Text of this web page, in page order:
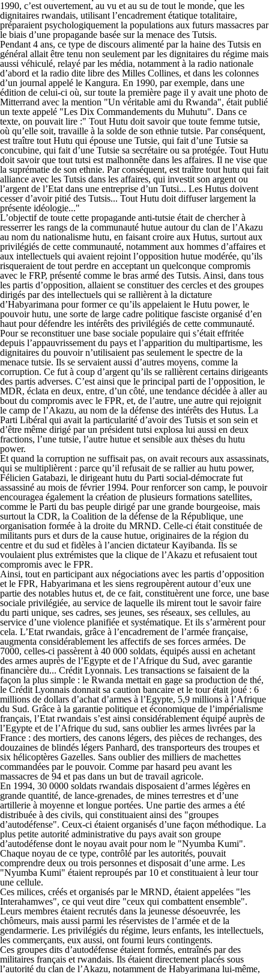
1990, c’est ouvertement, au vu et au su de tout le monde, que les
dignitaires rwandais, utilisant l’encadrement étatique totalitaire,
préparaient psychologiquement la populations aux futurs massacres par
le biais d’une propagande basée sur la menace des Tutsis.
Pendant 4 ans, ce type de discours alimenté par la haine des Tutsis en
général allait être tenu non seulement par les dignitaires du régime mais
aussi véhiculé, relayé par les média, notamment à la radio nationale
d’abord et la radio dite libre des Milles Collines, et dans les colonnes
d’un journal appelé le Kangura. En 1990, par exemple, dans une
édition de celui-ci où, sur toute la première page il y avait une photo de
Mitterrand avec la mention "Un véritable ami du Rwanda", était publié
un texte appelé "Les Dix Commandements du Muhutu". Dans ce
texte, on pouvait lire :" Tout Hutu doit savoir que toute femme tutsie,
où qu’elle soit, travaille à la solde de son ethnie tutsie. Par conséquent,
est traître tout Hutu qui épouse une Tutsie, qui fait d’une Tutsie sa
concubine, qui fait d’une Tutsie sa secrétaire ou sa protégée. Tout Hutu
doit savoir que tout tutsi est malhonnête dans les affaires. Il ne vise que
la suprématie de son ethnie. Par conséquent, est traître tout hutu qui fait
alliance avec les Tutsis dans les affaires, qui investit son argent ou
l’argent de l’Etat dans une entreprise d’un Tutsi... Les Hutus doivent
cesser d’avoir pitié des Tutsis... Tout Hutu doit diffuser largement la
présente idéologie..."
L’objectif de toute cette propagande anti-tutsie était de chercher à
resserrer les rangs de la communauté hutue autour du clan de l’Akazu
au nom du nationalisme hutu, en faisant croire aux Hutus, surtout aux
privilégiés de cette communauté, notamment aux hommes d’affaires et
aux intellectuels qui avaient rejoint l’opposition hutue modérée, qu’ils
risqueraient de tout perdre en acceptant un quelconque compromis
avec le FRP, présenté comme le bras armé des Tutsis. Ainsi, dans tous
les partis d’opposition, allaient se constituer des cercles et des groupes
dirigés par des intellectuels qui se rallièrent à la dictature
d’Habyarimana pour former ce qu’ils appelaient le Hutu power, le
pouvoir hutu, une sorte de large cadre politique fasciste organisé d’en
haut pour défendre les intérêts des privilégiés de cette communauté.
Pour se reconstituer une base sociale populaire qui s’était effritée
depuis l’appauvrissement du pays et l’apparition du multipartisme, les
dignitaires du pouvoir n’utilisaient pas seulement le spectre de la
menace tutsie. Ils se servaient aussi d’autres moyens, comme la
corruption. Ce fut à coup d’argent qu’ils se rallièrent certains dirigeants
des partis adverses. C’est ainsi que le principal parti de l’opposition, le
MDR, éclata en deux, entre, d’un côté, une tendance décidée à aller au
bout du compromis avec le FPR, et, de l’autre, une autre qui rejoignit
le camp de l’Akazu, au nom de la défense des intérêts des Hutus. La
Parti Libéral qui avait la particularité d’avoir des Tutsis et son sein et
d’être même dirigé par un président tutsi explosa lui aussi en deux
fractions, l’une tutsie, l’autre hutue et sensible aux thèses du hutu
power.
Et quand la corruption ne suffisait pas, on avait recours aux assassinats,
qui se multiplièrent : parce qu’il refusait de se rallier au hutu power,
Félicien Gatabazi, le dirigeant hutu du Parti social-démocrate fut
assassiné au mois de février 1994. Pour renforcer son camp, le pouvoir
encouragea également la création de plusieurs formations satellites,
comme le Parti du bas peuple dirigé par une grande bourgeoise, mais
surtout la CDR, la Coalition de la défense de la République, une
organisation formée à la droite du MRND. Celle-ci était constituée de
militants purs et durs de la cause hutue, originaires de la région du
centre et du sud et fidèles à l’ancien dictateur Kayibanda. Ils se
voulaient plus extrémistes que la clique de l’Akazu et refusaient tout
compromis avec le FPR.
Ainsi, tout en participant aux négociations avec les partis d’opposition
et le FPR, Habyarimana et les siens regroupèrent autour d’eux une
partie des notables hutus et, de ce fait, constituèrent une force, une base
sociale privilégiée, au service de laquelle ils mirent tout le savoir faire
du parti unique, ses cadres, ses jeunes, ses réseaux, ses cellules, au
service d’une violence planifiée et systématique. Et ils s’armèrent pour
cela. L’Etat rwandais, grâce à l’encadrement de l’armée française,
augmenta considérablement les affectifs de ses forces armées. De
7000, celles-ci passèrent à 40 000 soldats, équipés aussi en achetant
des armes auprès de l’Egypte et de l’Afrique du Sud, avec garantie
financière du... Crédit Lyonnais. Les transactions se faisaient de la
façon la plus simple : le Rwanda mettait en gage sa production de thé,
le Crédit Lyonnais donnait sa caution bancaire et le tour était joué : 6
millions de dollars d’achat d’armes à l’Egypte, 5,9 millions à l’Afrique
du Sud. Grâce à la garantie politique et économique de l’impérialisme
français, l’Etat rwandais s’est ainsi considérablement équipé auprès de
l’Egypte et de l’Afrique du sud, sans oublier les armes livrées par la
France : des mortiers, des canons légers, des pièces de rechanges, des
douzaines de blindés légers Panhard, des transporteurs des troupes et
six hélicoptères Gazelles. Sans oublier des milliers de machettes
commandées par le pouvoir. Comme par hasard peu avant les
massacres de 94 et pas dans un but de travail agricole.
En 1994, 30 0000 soldats rwandais disposaient d’armes légères en
grande quantité, de lance-grenades, de mines terrestres et d’une
artillerie à moyenne et longue portées. Une partie des armes a été
distribuée à des civils, qui constituaient ainsi des "groupes
d’autodéfense". Ceux-ci étaient organisés d’une façon méthodique. La
plus petite autorité administrative du pays avait son groupe
d’autodéfense dont le noyau avait pour nom le "Nyumba Kumi".
Chaque noyau de ce type, contrôlé par les autorités, pouvait
comprendre deux ou trois personnes et disposait d’une arme. Les
"Nyumba Kumi" étaient reproupés par 10 et constituaient à leur tour
une cellule.
Ces milices, créés et organisés par le MRND, étaient appelées "les
Interahamwes", ce qui veut dire "ceux qui combattent ensemble".
Leurs membres étaient recrutés dans la jeunesse désoeuvrée, les
chômeurs, mais aussi parmi les réservistes de l’armée et de la
gendarmerie. Les privilégiés du régime, leurs enfants, les intellectuels,
les commerçants, eux aussi, ont fourni leurs contingents.
Ces groupes dits d’autodéfense étaient formés, entraînés par des
militaires français et rwandais. Ils étaient directement placés sous
l’autorité du clan de l’Akazu, notamment de Habyarimana lui-même,